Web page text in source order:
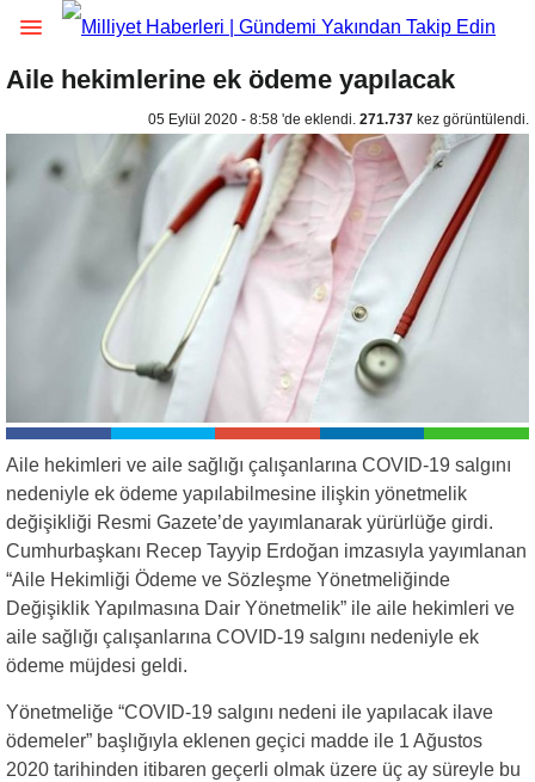
Aile hekimlerine ek ödeme yapılacak
05 Eylül 2020 - 8:58 'de eklendi. 271.737 kez görüntülendi.
Aile hekimleri ve aile sağlığı çalışanlarına COVID-19 salgını
nedeniyle ek ödeme yapılabilmesine ilişkin yönetmelik
değişikliği Resmi Gazete’de yayımlanarak yürürlüğe girdi.
Cumhurbaşkanı Recep Tayyip Erdoğan imzasıyla yayımlanan
“Aile Hekimliği Ödeme ve Sözleşme Yönetmeliğinde
Değişiklik Yapılmasına Dair Yönetmelik” ile aile hekimleri ve
aile sağlığı çalışanlarına COVID-19 salgını nedeniyle ek
ödeme müjdesi geldi.
Yönetmeliğe “COVID-19 salgını nedeni ile yapılacak ilave
ödemeler” başlığıyla eklenen geçici madde ile 1 Ağustos
2020 tarihinden itibaren geçerli olmak üzere üç ay süreyle bu